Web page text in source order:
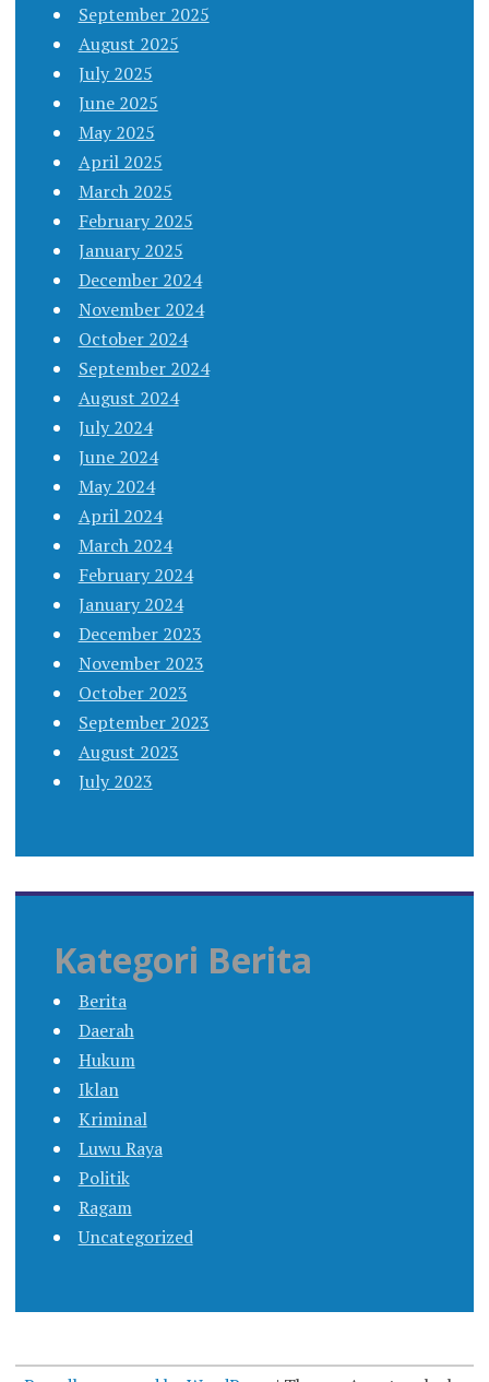
September 2025
August 2025
July 2025
June 2025
May 2025
April 2025
March 2025
February 2025
January 2025
December 2024
November 2024
October 2024
September 2024
August 2024
July 2024
June 2024
May 2024
April 2024
March 2024
February 2024
January 2024
December 2023
November 2023
October 2023
September 2023
August 2023
July 2023
Kategori Berita
Berita
Daerah
Hukum
Iklan
Kriminal
Luwu Raya
Politik
Ragam
Uncategorized